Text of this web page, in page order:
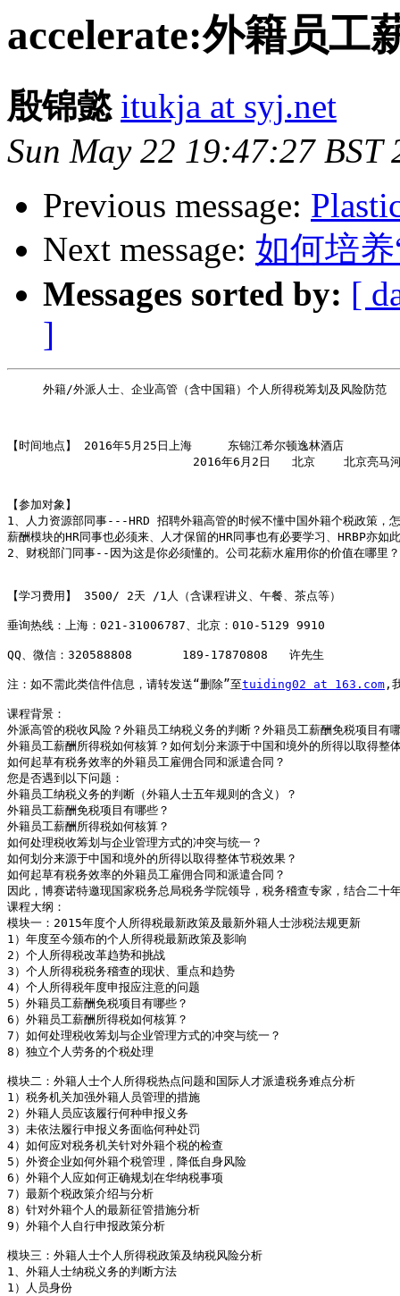
accelerate:外籍员工
殷锦懿 itukja at syj.net
Sun May 22 19:47:27 BST
Previous message:
Next message: 如何培养
Messages sorted by: [
]
     外籍/外派人士、企业高管（含中国籍）个人所得税筹划及风险防范
【时间地点】 2016年5月25日上海     东锦江希尔顿逸林酒店
2016年6月2日   北京    北京亮马
【参加对象】
1、人力资源部同事---HRD 招聘外籍高管的时候不懂中国外籍个税政策，
薪酬模块的HR同事也必须来、人才保留的HR同事也有必要学习、HRBP亦如
2、财税部门同事--因为这是你必须懂的。公司花薪水雇用你的价值在哪里
【学习费用】 3500/ 2天 /1人（含课程讲义、午餐、茶点等）
垂询热线：上海：021-31006787、北京：010-5129 9910
QQ、微信：320588808       189-17870808   许先生
注：如不需此类信件信息，请转发送“删除”至tuiding02 at 163.com ,
课程背景：
外派高管的税收风险？外籍员工纳税义务的判断？外籍员工薪酬免税项目有
外籍员工薪酬所得税如何核算？如何划分来源于中国和境外的所得以取得整
如何起草有税务效率的外籍员工雇佣合同和派遣合同？
您是否遇到以下问题：
外籍员工纳税义务的判断（外籍人士五年规则的含义）？
外籍员工薪酬免税项目有哪些？
外籍员工薪酬所得税如何核算？
如何处理税收筹划与企业管理方式的冲突与统一？
如何划分来源于中国和境外的所得以取得整体节税效果？
如何起草有税务效率的外籍员工雇佣合同和派遣合同？
因此，博赛诺特邀现国家税务总局税务学院领导，税务稽查专家，结合二
课程大纲：
模块一：2015年度个人所得税最新政策及最新外籍人士涉税法规更新
1）年度至今颁布的个人所得税最新政策及影响
2）个人所得税改革趋势和挑战
3）个人所得税税务稽查的现状、重点和趋势
4）个人所得税年度申报应注意的问题
5）外籍员工薪酬免税项目有哪些？
6）外籍员工薪酬所得税如何核算？
7）如何处理税收筹划与企业管理方式的冲突与统一？
8）独立个人劳务的个税处理
模块二：外籍人士个人所得税热点问题和国际人才派遣税务难点分析
1）税务机关加强外籍人员管理的措施
2）外籍人员应该履行何种申报义务
3）未依法履行申报义务面临何种处罚
4）如何应对税务机关针对外籍个税的检查
5）外资企业如何外籍个税管理，降低自身风险
6）外籍个人应如何正确规划在华纳税事项
7）最新个税政策介绍与分析
8）针对外籍个人的最新征管措施分析
9）外籍个人自行申报政策分析
模块三：外籍人士个人所得税政策及纳税风险分析
1、外籍人士纳税义务的判断方法
1）人员身份